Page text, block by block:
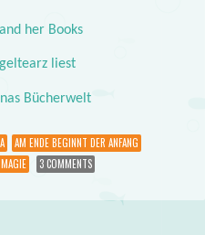
her Books
liest
Bücherwelt
AM ENDE BEGINNT DER ANFANG
MAGIE 3 COMMENTS